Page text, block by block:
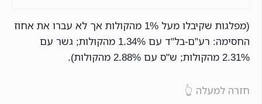
(מפלגות שקיבלו מעל 1% מהקולות אך לא עברו את אחוז
החסימה: רע"ם-בל"ד עם 1.34% מהקולות; גשר עם
2.31% מהקולות; ש"ס עם 2.88% מהקולות).
חזרה למעלה 👆